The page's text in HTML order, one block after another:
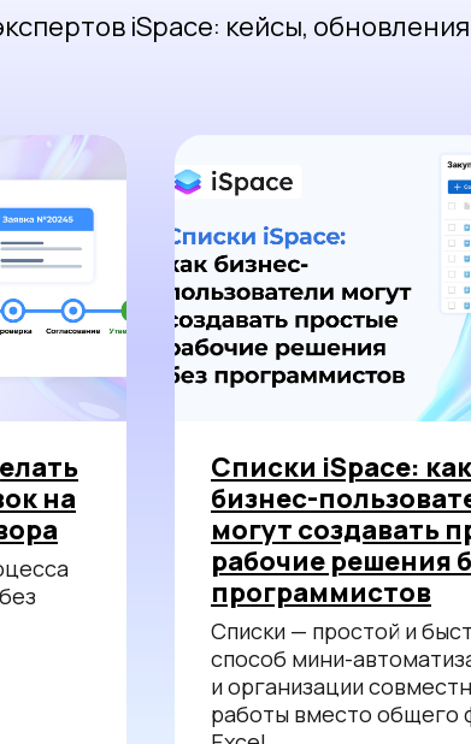
iSpace: кейсы,
на
Списки iSpace: как
бизнес-
могут создавать
рабочие решения
программистов
Списки — простой и
способ мини-
и организации
работы вместо общего